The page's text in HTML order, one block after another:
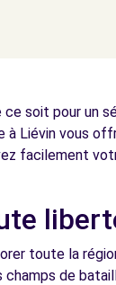
soit pour un
à Liévin vous
facilement
toute la
de